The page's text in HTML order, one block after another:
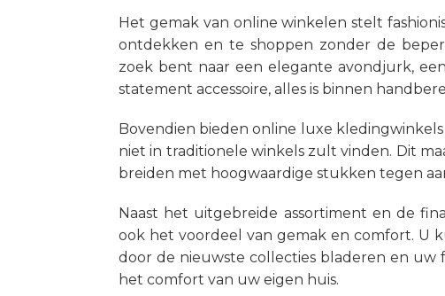
Het gemak van online winkelen stelt
ontdekken en te shoppen zonder de
zoek bent naar een elegante avondjurk,
statement accessoire, alles is binnen
Bovendien bieden online luxe
niet in traditionele winkels zult vinden. Dit
breiden met hoogwaardige stukken tegen
Naast het uitgebreide assortiment en de
ook het voordeel van gemak en comfort. U
door de nieuwste collecties bladeren en uw
het comfort van uw eigen huis.